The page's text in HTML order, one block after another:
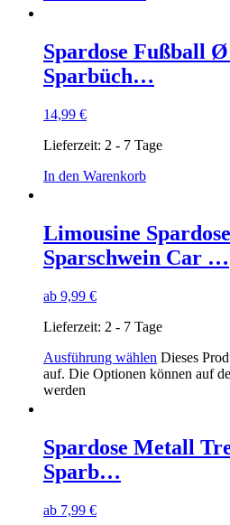
Spardose Fußball
Sparbüch…
14,99 €
Lieferzeit: 2 - 7 Tage
In den Warenkorb
Limousine
Sparschwein Car …
ab 9,99 €
Lieferzeit: 2 - 7 Tage
Ausführung wählen Dieses
auf. Die Optionen können auf
werden
Spardose Metall
Sparb…
ab 7,99 €